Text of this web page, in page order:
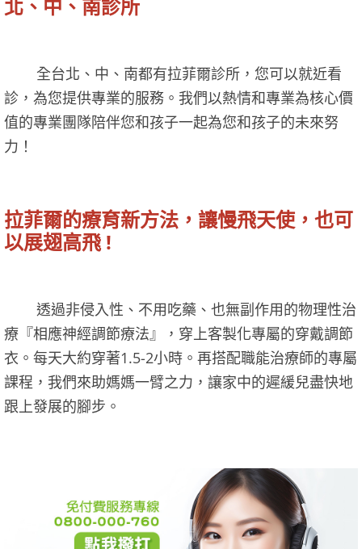
北、中、南診所
全台北、中、南都有拉菲爾診所，您可以就近看
診，為您提供專業的服務。我們以熱情和專業為核心價
值的專業團隊陪伴您和孩子一起為您和孩子的未來努
力！
拉菲爾的療育新方法，讓慢飛天使，也可
以展翅高飛 !
透過非侵入性、不用吃藥、也無副作用的物理性治
療『相應神經調節療法』，穿上客製化專屬的穿戴調節
衣。每天大約穿著1.5-2小時。再搭配職能治療師的專屬
課程，我們來助媽媽一臂之力，讓家中的遲緩兒盡快地
跟上發展的腳步。